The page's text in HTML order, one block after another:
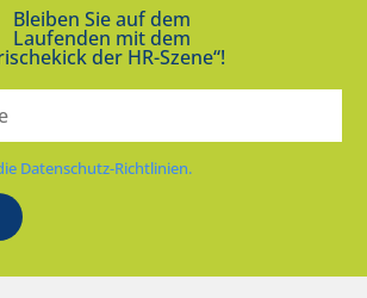
Bleiben Sie auf dem
Laufenden mit dem
der HR-Szene“!
Datenschutz-Richtlinien.